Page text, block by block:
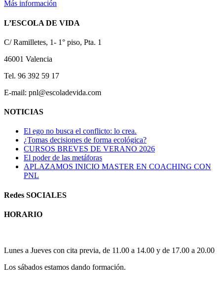
Más información
L’ESCOLA DE VIDA
C/ Ramilletes, 1- 1° piso, Pta. 1
46001 Valencia
Tel. 96 392 59 17
E-mail: pnl@escoladevida.com
NOTICIAS
El ego no busca el conflicto: lo crea.
¿Tomas decisiones de forma ecológica?
CURSOS BREVES DE VERANO 2026
El poder de las metáforas
APLAZAMOS INICIO MASTER EN COACHING CON
PNL
Redes SOCIALES
HORARIO
Lunes a Jueves con cita previa, de 11.00 a 14.00 y de 17.00 a 20.00
Los sábados estamos dando formación.